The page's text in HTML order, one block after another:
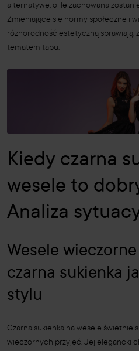
alternatywę, o ile zachowana
Zmieniające się normy społeczne i
różnorodność estetyczną sprawiają,
tematem tabu.
Kiedy czarna
wesele to
Analiza
Wesele
czarna sukienka
stylu
Czarna sukienka na wesele świetnie
wieczornych przyjęć. Jej elegancki